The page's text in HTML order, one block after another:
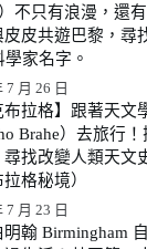
不只有浪漫，還
皮皮共遊巴黎，尋
學家名字。
7 月 26 日
布拉格】跟著天文
Brahe）去旅行
尋找改變人類天文
格秘境）
7 月 23 日
翰 Birmingham